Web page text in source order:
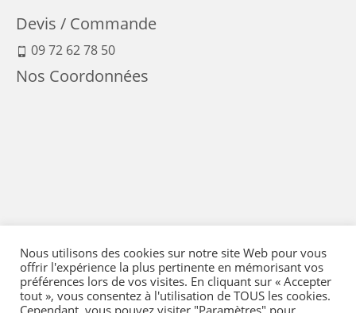
Devis / Commande
09 72 62 78 50
Nos Coordonnées
Nous utilisons des cookies sur notre site Web pour vous
offrir l'expérience la plus pertinente en mémorisant vos
préférences lors de vos visites. En cliquant sur « Accepter
tout », vous consentez à l'utilisation de TOUS les cookies.
Cependant, vous pouvez visiter "Paramètres" pour